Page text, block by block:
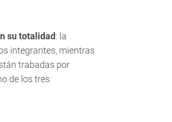
su totalidad: la
integrantes, mientras
trabadas por
de los tres